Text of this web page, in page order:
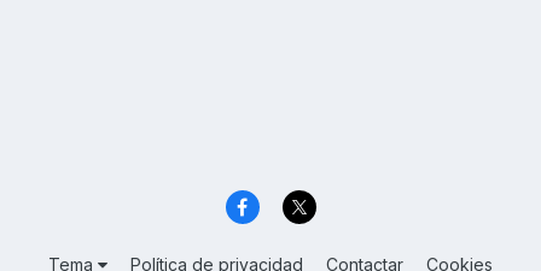
Tema Política de privacidad Contactar Cookies